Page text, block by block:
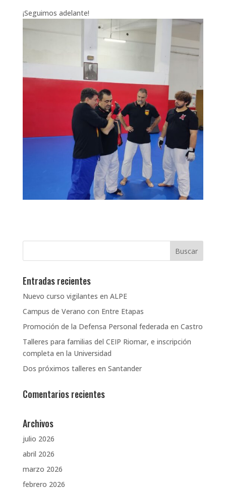
¡Seguimos adelante!
Entradas recientes
Nuevo curso vigilantes en ALPE
Campus de Verano con Entre Etapas
Promoción de la Defensa Personal federada en Castro
Talleres para familias del CEIP Riomar, e inscripción
completa en la Universidad
Dos próximos talleres en Santander
Comentarios recientes
Archivos
julio 2026
abril 2026
marzo 2026
febrero 2026